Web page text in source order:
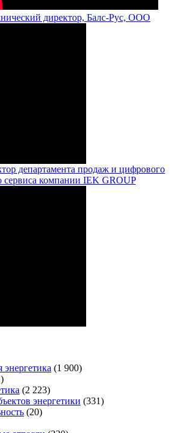
директор, Балс-Рус, ООО
департамента продаж и цифрового
сервиса компании IEK GROUP
энергетика (1 900)
(2 223)
энергетики (331)
(20)